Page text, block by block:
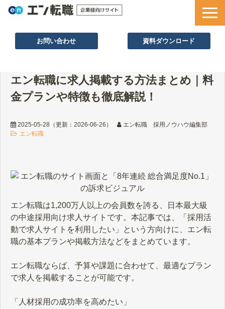
お問い合わせ 資料ダウンロード
採用ノウハウ
採用事例
セミナー情報
エン転職に求人掲載する方法まとめ｜料
金プランや特徴も徹底解説！
2025-05-28 （更新： 2026-06-26 ）
エン転職 採用ノウハウ編集部
エン転職
エン転職は1,200万人以上の会員数を誇る、日本最大級
の中途採用向け求人サイトです。本記事では、「採用活
動で求人サイトを利用したい」という方向けに、エン転
職の基本プランや掲載方法などをまとめています。
エン転職ならば、予算や課題に合わせて、最適なプラン
で求人を掲載することが可能です。
「人材採用の成功率を高めたい」